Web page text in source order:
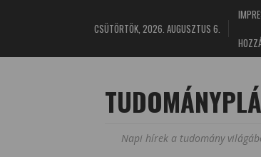
CSÜTÖRTÖK, 2026. AUGUSZTUS 6.
Napi hírek a tudomány